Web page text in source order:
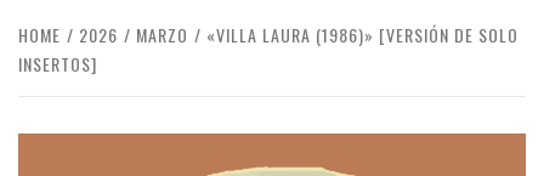
HOME 2026 MARZO
«VILLA LAURA (1986)» [VERSIÓN DE SOLO
INSERTOS]